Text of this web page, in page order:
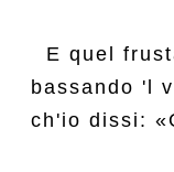
E quel
bassando 'l
ch'io dissi: